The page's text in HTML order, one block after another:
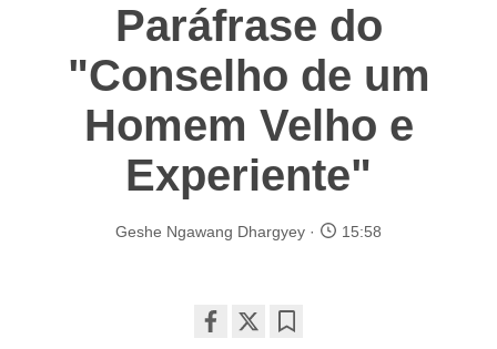
Paráfrase do
"Conselho de um
Homem Velho e
Experiente"
Geshe Ngawang Dhargyey 15:58